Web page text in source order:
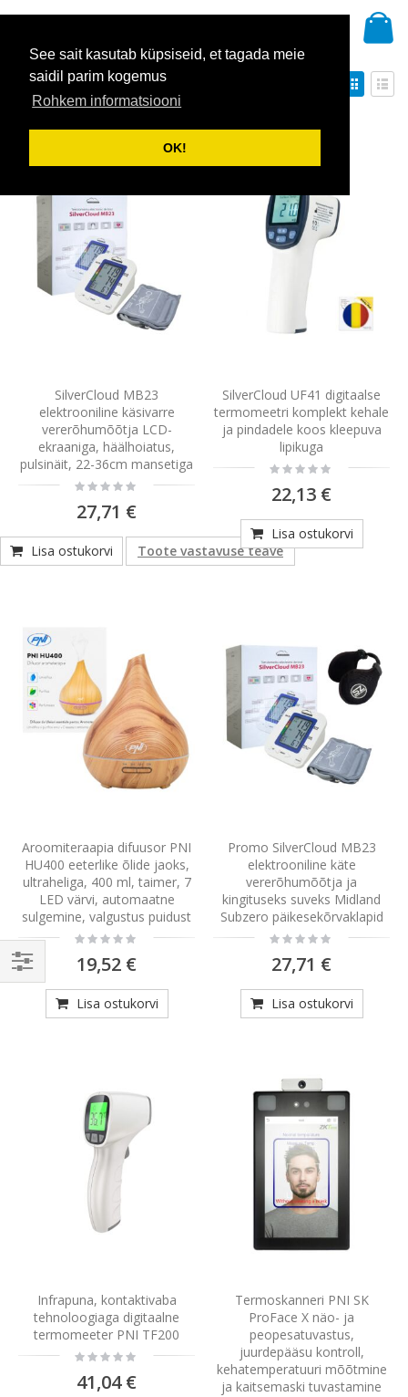
See sait kasutab küpsiseid, et tagada meie
saidil parim kogemus
Rohkem informatsiooni
OK!
Sorteeri
SilverCloud MB23
elektrooniline käsivarre
vererõhumõõtja LCD-
ekraaniga, häälhoiatus,
pulsinäit, 22-36cm mansetiga
Rating:
0%
27,71 €
Lisa ostukorvi Toote vastavuse teave
SilverCloud UF41 digitaalse
termomeetri komplekt kehale
ja pindadele koos kleepuva
lipikuga
Rating:
0%
22,13 €
Lisa ostukorvi
Aroomiteraapia difuusor PNI
HU400 eeterlike õlide jaoks,
ultraheliga, 400 ml, taimer, 7
LED värvi, automaatne
sulgemine, valgustus puidust
Rating:
0%
19,52 €
Lisa ostukorvi
Promo SilverCloud MB23
elektrooniline käte
vererõhumõõtja ja
kingituseks suveks Midland
Subzero päikesekõrvaklapid
Rating:
0%
27,71 €
Lisa ostukorvi
Infrapuna, kontaktivaba
tehnoloogiaga digitaalne
termomeeter PNI TF200
Rating:
0%
41,04 €
Termoskanneri PNI SK
ProFace X näo- ja
peopesatuvastus,
juurdepääsu kontroll,
kehatemperatuuri mõõtmine
ja kaitsemaski tuvastamine
Vali